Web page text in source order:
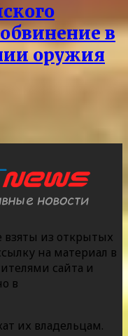
в
оружия
взяты из открытых
на материал в
сайта и
в
их владельцам.